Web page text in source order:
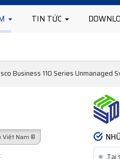
TIN TỨC
Business 110 Series
Việt Nam ®
★ Tại